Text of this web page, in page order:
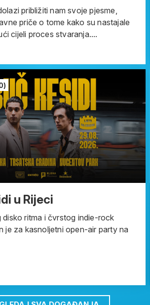
približiti nam svoje pjesme,
priče o tome kako su nastajale
cijeli proces stvaranja....
u Rijeci
disko ritma i čvrstog indie-rock
je za kasnoljetni open-air party na